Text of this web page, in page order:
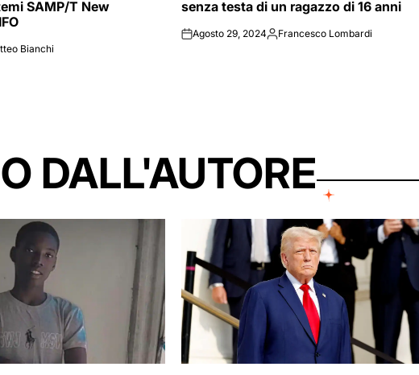
SAMP/T New
Bianchi
senza testa di un ragazzo di 16 anni
onAgosto 29, 2024Posted
Francesco Lombardi
DALL'AUTORE